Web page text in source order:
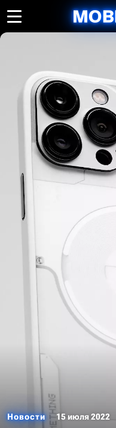
Новости 15 июля 2022